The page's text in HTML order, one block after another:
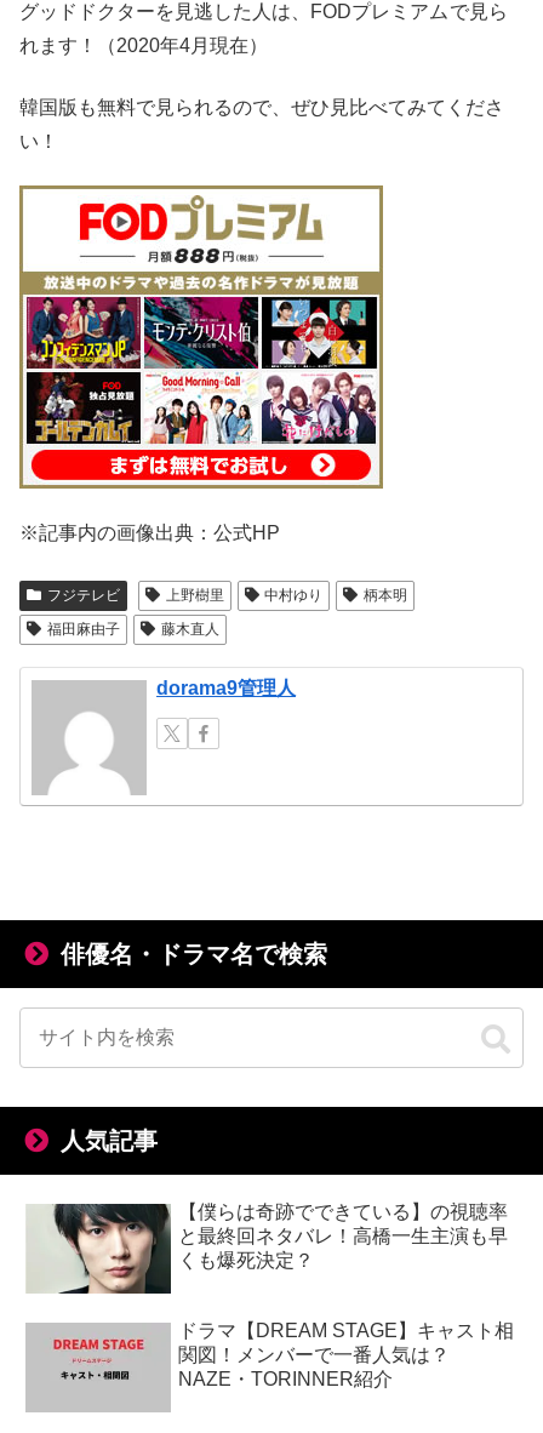
グッドドクターを見逃した人は、FODプレミアム で見ら
れます！（2020年4月現在）
韓国版も無料で見られるので、ぜひ見比べてみてくださ
い！
※記事内の画像出典：公式HP
フジテレビ 上野樹里 中村ゆり
柄本明
福田麻由子
藤木直人
dorama9管理人
俳優名・ドラマ名で検索
人気記事
と最終回ネタバレ！高橋一生主演も早
くも爆死決定？
関図！メンバーで一番人気は？
NAZE・TORINNER紹介